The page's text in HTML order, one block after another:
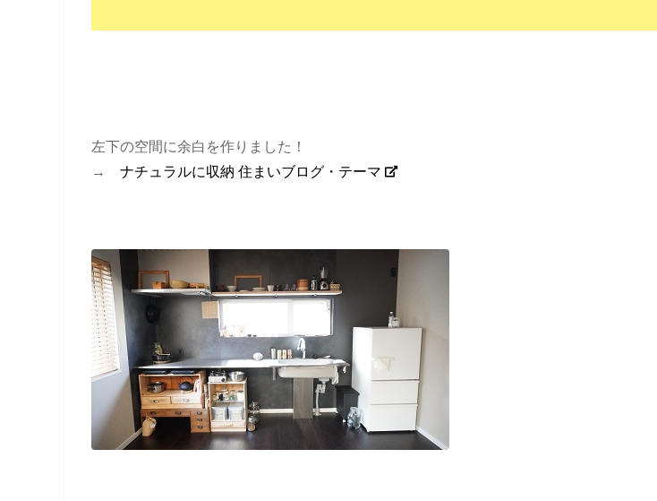
左下の空間に余白を作りました！
→ ナチュラルに収納 住まいブログ・テーマ